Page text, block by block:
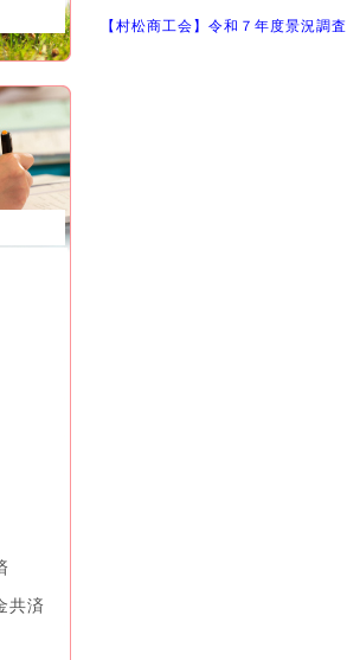
共済
【村松商工会】令和７年度景況調